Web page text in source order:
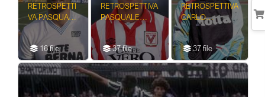
RETROSPETTI
VA PASQUALE
CASALE
CALCIATORE
16 file
RETROSPETTIVA
PASQUALE
LUISO
CALCIATORE
37 file
RETROSPETTIVA
CARLO
CUDICINI
CALCIATORE DI
RUOLO
PORTIERE
NELL'ANNO
37 file